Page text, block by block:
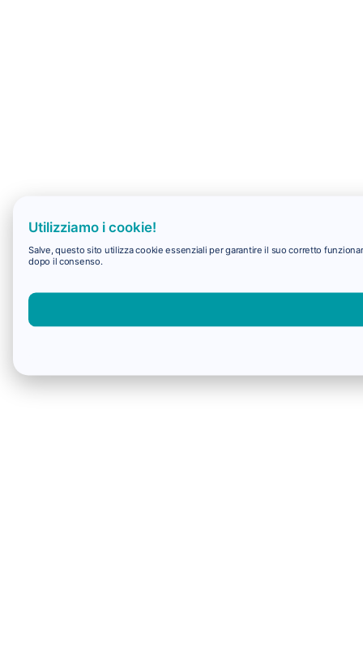
Utilizziamo i cookie!
Salve, questo sito utilizza cookie essenziali per garantire il suo corretto
dopo il consenso.